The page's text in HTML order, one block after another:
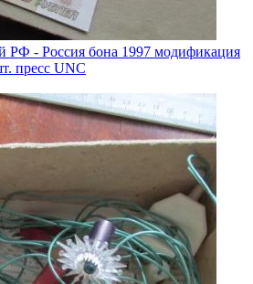
РФ - Россия бона 1997 модификация
пресс UNC